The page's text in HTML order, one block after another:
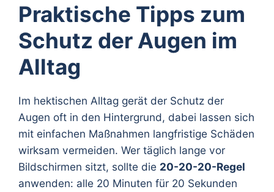
Praktische Tipps zum
Schutz der Augen im
Alltag
Im hektischen Alltag gerät der Schutz der
Augen oft in den Hintergrund, dabei lassen sich
mit einfachen Maßnahmen langfristige Schäden
wirksam vermeiden. Wer täglich lange vor
Bildschirmen sitzt, sollte die 20-20-20-Regel
anwenden: alle 20 Minuten für 20 Sekunden